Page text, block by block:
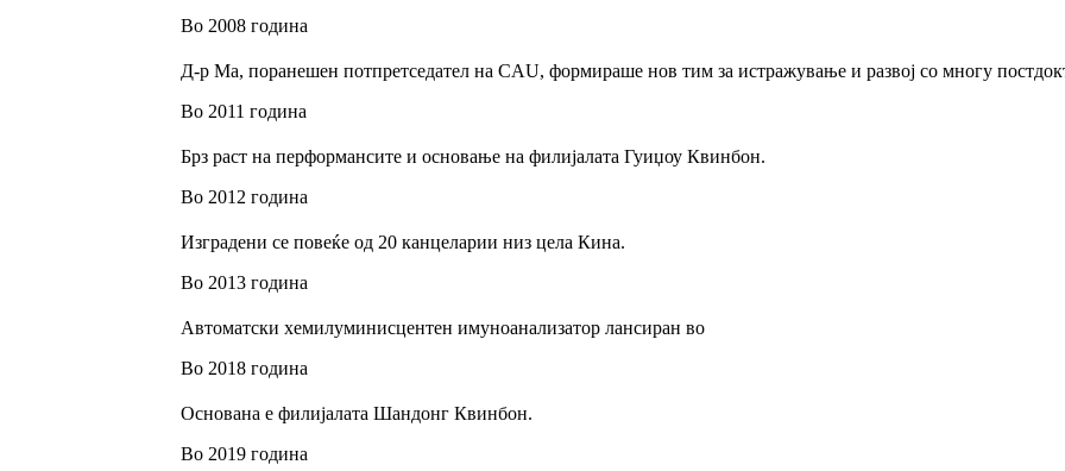
Во 2008 година
Д-р Ма, поранешен потпретседател на CAU, формираше нов тим за истражување и развој со многу
Во 2011 година
Брз раст на перформансите и основање на филијалата Гуиџоу Квинбон.
Во 2012 година
Изградени се повеќе од 20 канцеларии низ цела Кина.
Во 2013 година
Автоматски хемилуминисцентен имуноанализатор лансиран во
Во 2018 година
Основана е филијалата Шандонг Квинбон.
Во 2019 година